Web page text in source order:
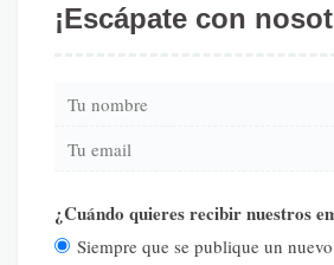
¡Escápate con
¿Cuándo quieres recibir nuestros
Siempre que se publique un